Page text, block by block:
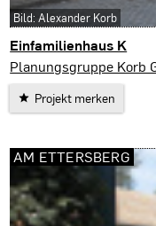
Einfamilienhaus K
Ostramondra
Planungsgruppe Korb
Projekt merken
Bild: Alexander Korb
AM ETTERSBERG